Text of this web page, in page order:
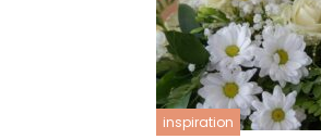
varige resultater
inspiration